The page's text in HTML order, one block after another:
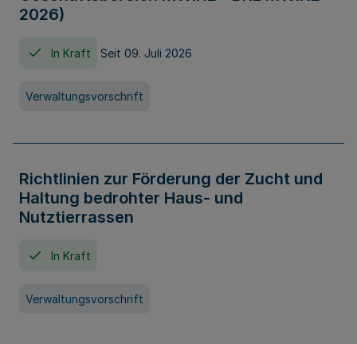
2026)
In Kraft Seit 09. Juli 2026
Verwaltungsvorschrift
Richtlinien zur Förderung der Zucht und
Haltung bedrohter Haus- und
Nutztierrassen
In Kraft
Verwaltungsvorschrift